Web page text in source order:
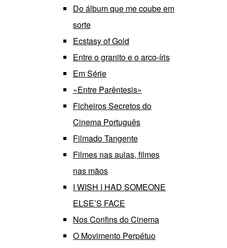
Do álbum que me coube em
sorte
Ecstasy of Gold
Entre o granito e o arco-íris
Em Série
«Entre Parêntesis»
Ficheiros Secretos do
Cinema Português
Filmado Tangente
Filmes nas aulas, filmes
nas mãos
I WISH I HAD SOMEONE
ELSE’S FACE
Nos Confins do Cinema
O Movimento Perpétuo